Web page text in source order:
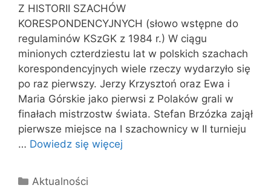
Z HISTORII SZACHÓW
KORESPONDENCYJNYCH (słowo wstępne do
regulaminów KSzGK z 1984 r.) W ciągu
minionych czterdziestu lat w pol­skich szachach
korespondencyjnych wiele rzeczy wydarzyło się
po raz pierwszy. Jerzy Krzysztoń oraz Ewa i
Maria Gór­skie jako pierwsi z Polaków grali w
finałach mistrzostw świata. Stefan Brzózka zajął
pierwsze miejsce na I szachownicy w II turnieju
… Dowiedz się więcej
Kategorie
Aktualności